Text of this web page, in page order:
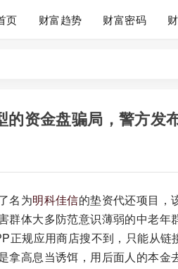
页 财富趋势 财富密码
的资金盘骗局，警方发
名为明科佳信的垫资代还项目，
群体大多防范意识薄弱的中老
正规应用商店搜不到，只能从
拿高息当诱饵，用后面人的本金